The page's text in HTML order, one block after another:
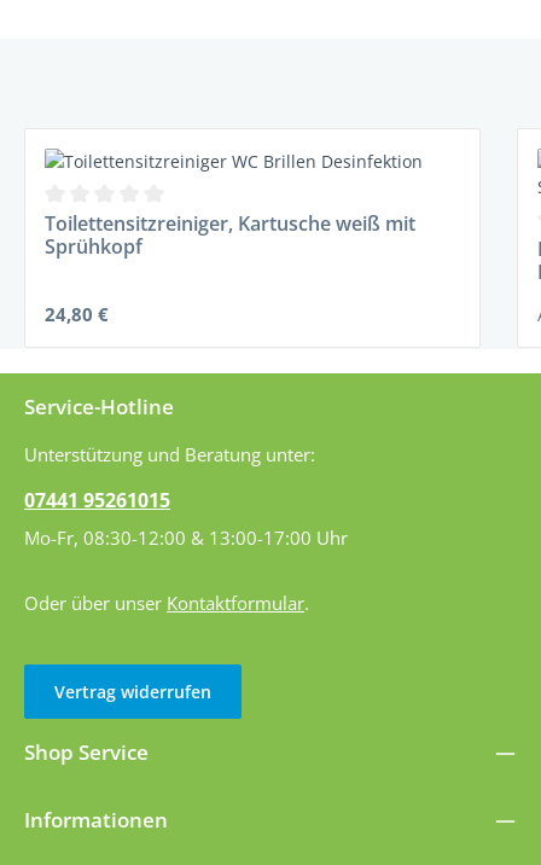
Durchschnittliche Bewertung von 0 von 5 Sternen
Toilettensitzreiniger, Kartusche weiß mit
Sprühkopf
Regulärer Preis:
24,80 €
Service-Hotline
Unterstützung und Beratung unter:
07441 95261015
Mo-Fr, 08:30-12:00 & 13:00-17:00 Uhr
Oder über unser Kontaktformular.
Vertrag widerrufen
Shop Service
Informationen